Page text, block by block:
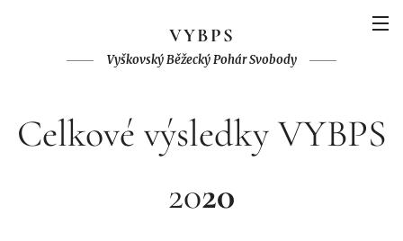
VYBPS
Vyškovský Běžecký Pohár Svobody
Celkové výsledky VYBPS
2020